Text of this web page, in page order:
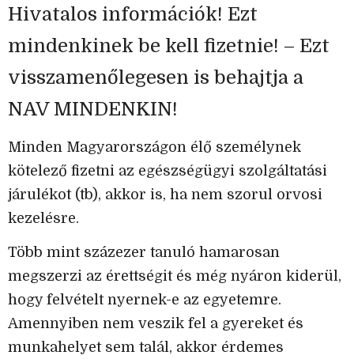
Hivatalos információk! Ezt
mindenkinek be kell fizetnie! – Ezt
visszamenőlegesen is behajtja a
NAV MINDENKIN!
Minden Magyarországon élő személynek
kötelező fizetni az egészségügyi szolgáltatási
járulékot (tb), akkor is, ha nem szorul orvosi
kezelésre.
Több mint százezer tanuló hamarosan
megszerzi az érettségit és még nyáron kiderül,
hogy felvételt nyernek-e az egyetemre.
Amennyiben nem veszik fel a gyereket és
munkahelyet sem talál, akkor érdemes